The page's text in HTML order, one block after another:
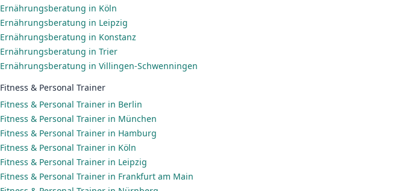
Ernährungsberatung in Köln
Ernährungsberatung in Leipzig
Ernährungsberatung in Konstanz
Ernährungsberatung in Trier
Ernährungsberatung in Villingen-Schwenningen
Fitness & Personal Trainer
Fitness & Personal Trainer in Berlin
Fitness & Personal Trainer in München
Fitness & Personal Trainer in Hamburg
Fitness & Personal Trainer in Köln
Fitness & Personal Trainer in Leipzig
Fitness & Personal Trainer in Frankfurt am Main